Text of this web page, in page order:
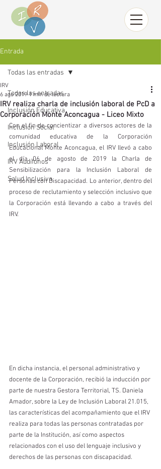
Entrada
Todas las entradas
Inclusión Educativa
Inclusión Social
Inclusión Laboral
IRV Audífonos
Salud Inclusiva
Todas las entradas
IRV realiza charla de inclusión laboral de PcD a
Corporación Monte Aconcagua - Liceo Mixto
IRV
6 ago 2019 1 min de lectura
Con el fin de concientizar a diversos actores de la
comunidad educativa de la Corporación
Educacional Monte Aconcagua, el IRV llevó a cabo
el día 06 de agosto de 2019 la Charla de
Sensibilización para la Inclusión Laboral de
Personas con Discapacidad. Lo anterior, dentro del
proceso de reclutamiento y selección inclusivo que
la Corporación está llevando a cabo a través del
IRV.
En dicha instancia, el personal administrativo y
docente de la Corporación, recibió la inducción por
parte de nuestra Gestora Territorial, TS. Daniela
Amador, sobre la Ley de Inclusión Laboral 21.015,
las características del acompañamiento que el IRV
realiza para todas las personas contratadas por
parte de la Institución, así como aspectos
relacionados con el uso del lenguaje inclusivo y
derechos de las personas con discapacidad.